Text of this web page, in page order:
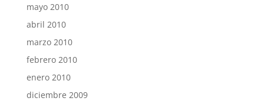
mayo 2010
abril 2010
marzo 2010
febrero 2010
enero 2010
diciembre 2009